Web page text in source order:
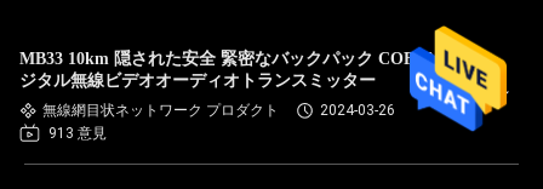
MB33 10km 隠された安全 緊密なバックパック COFDM デ
ジタル無線ビデオオーディオトランスミッター
無線網目状ネットワーク プロダクト
2024-03-26
913 意見